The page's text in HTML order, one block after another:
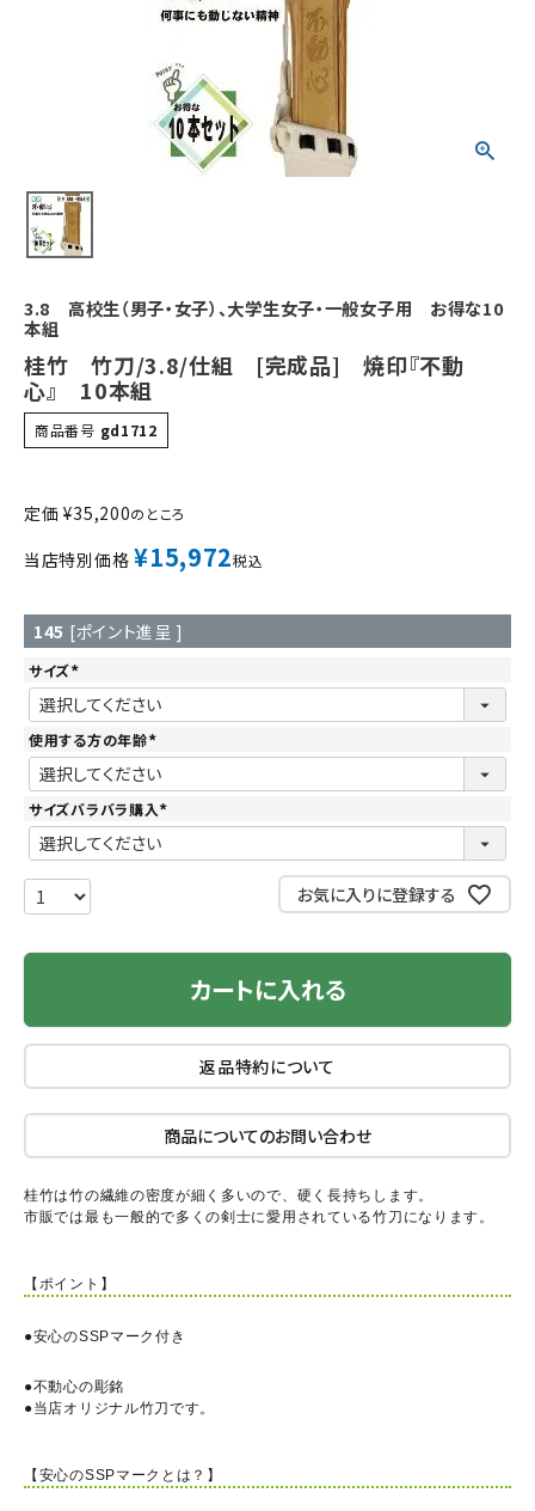
3.8 高校生（男子・女子）、大学生女子・一般女子用 お得な10
本組
桂竹 竹刀/3.8/仕組 [完成品] 焼印『不動
心』 10本組
商品番号 gd1712
定価 ¥35,200のところ
当店特別価格 ¥15,972税込
145 [ポイント進呈 ]
サイズ
(
必
須
)
使用する方の年齢
(
必
須
)
サイズバラバラ購入
(
必
須
)
お気に入りに登録する
カートに入れる
返品特約について
商品についてのお問い合わせ
桂竹は竹の繊維の密度が細く多いので、硬く長持ちします。
市販では最も一般的で多くの剣士に愛用されている竹刀になります。
【ポイント】
●安心のSSPマーク付き
●不動心の彫銘
●当店オリジナル竹刀です。
【安心のSSPマークとは？】